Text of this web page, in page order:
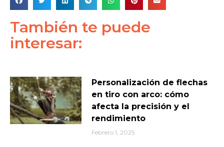
También te puede
interesar:
Personalización de flechas
en tiro con arco: cómo
afecta la precisión y el
rendimiento
Febrero 1, 2025